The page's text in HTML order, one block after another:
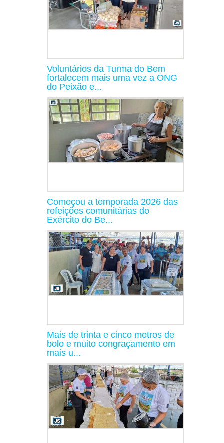
Voluntários da Turma do Bem
fortalecem mais uma vez a ONG
do Peixão e...
Começou a temporada 2026 das
refeições comunitárias do
Exército do Be...
Mais de trinta e cinco metros de
bolo e muito congraçamento em
mais u...